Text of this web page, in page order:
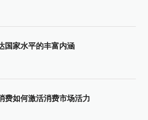
国家水平的丰富内涵
费如何激活消费市场活力